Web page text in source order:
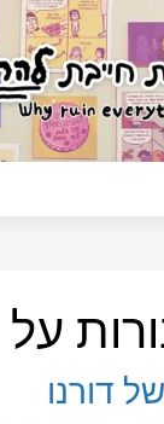
על
דורנו